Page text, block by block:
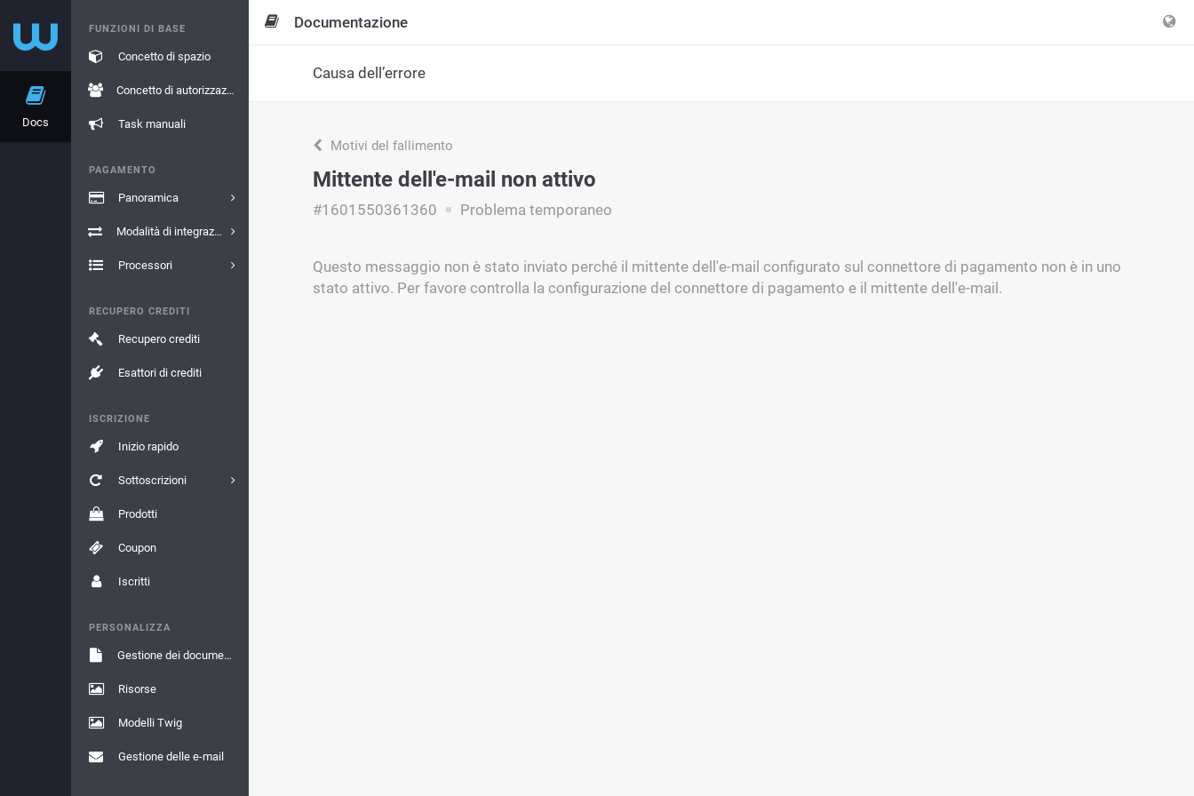
Docs
FUNZIONI DI BASE
Concetto di spazio
Concetto di autorizzazione
Task manuali
PAGAMENTO
Panoramica
Modalità di integrazione
Processori
RECUPERO CREDITI
Recupero crediti
Esattori di crediti
ISCRIZIONE
Inizio rapido
Sottoscrizioni
Prodotti
Coupon
Iscritti
PERSONALIZZA
Gestione dei documenti
Risorse
Modelli Twig
Gestione delle e-mail
Documentazione
Causa dell’errore
Motivi del fallimento
Mittente dell'e-mail non attivo
#1601550361360 Problema temporaneo
Questo messaggio non è stato inviato perché il mittente dell'e-mail configurato sul connettore di pagamento non è in uno
stato attivo. Per favore controlla la configurazione del connettore di pagamento e il mittente dell'e-mail.